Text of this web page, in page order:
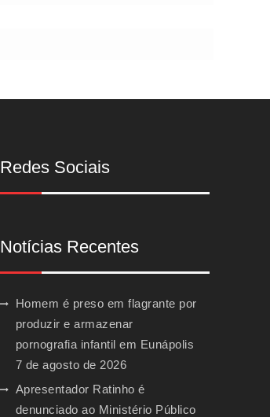
Redes Sociais
Notícias Recentes
Homem é preso em flagrante por
produzir e armazenar
pornografia infantil em Eunápolis
7 de agosto de 2026
Apresentador Ratinho é
denunciado ao Ministério Público